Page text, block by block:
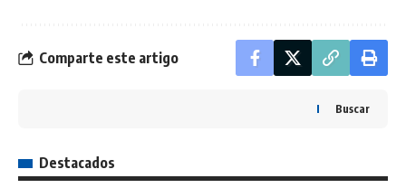
Comparte este artigo
Buscar
Destacados